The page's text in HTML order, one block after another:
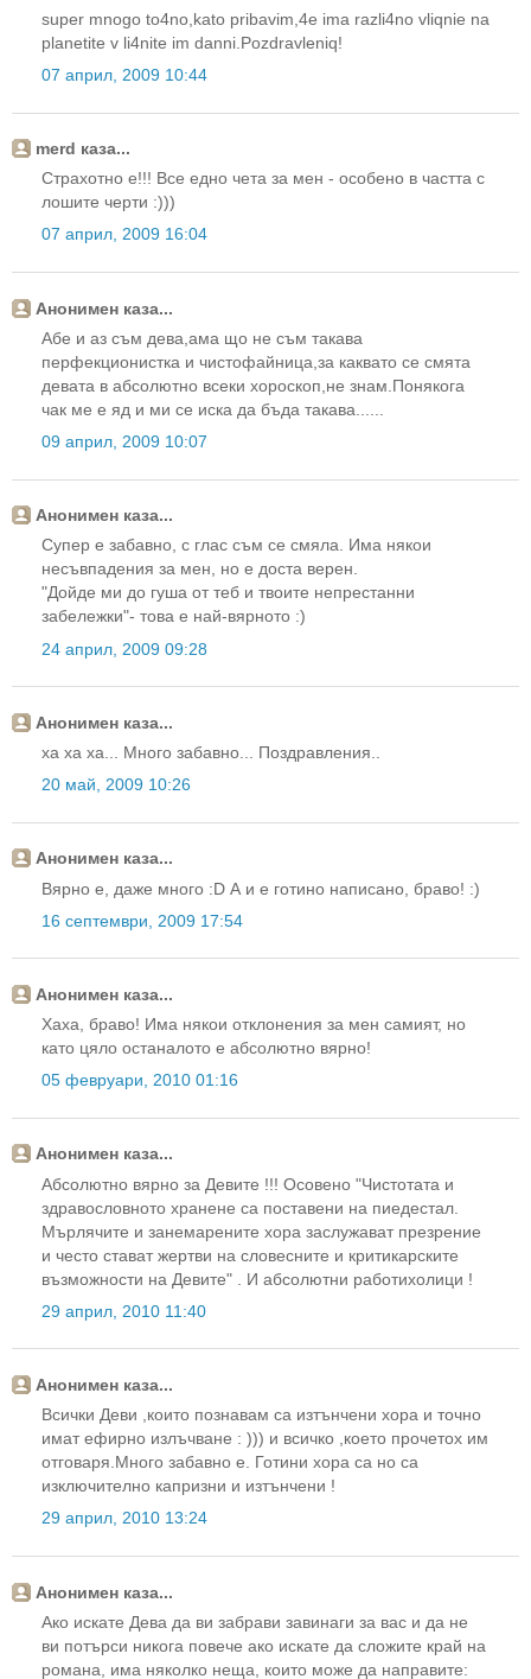
super mnogo to4no,kato pribavim,4e ima razli4no vliqnie na
planetite v li4nite im danni.Pozdravleniq!
07 април, 2009 10:44
merd каза...
Страхотно е!!! Все едно чета за мен - особено в частта с
лошите черти :)))
07 април, 2009 16:04
Анонимен каза...
Абе и аз съм дева,ама що не съм такава
перфекционистка и чистофайница,за каквато се смята
девата в абсолютно всеки хороскоп,не знам.Понякога
чак ме е яд и ми се иска да бъда такава......
09 април, 2009 10:07
Анонимен каза...
Супер е забавно, с глас съм се смяла. Има някои
несъвпадения за мен, но е доста верен.
"Дойде ми до гуша от теб и твоите непрестанни
забележки"- това е най-вярното :)
24 април, 2009 09:28
Анонимен каза...
ха ха ха... Много забавно... Поздравления..
20 май, 2009 10:26
Анонимен каза...
Вярно е, даже много :D А и е готино написано, браво! :)
16 септември, 2009 17:54
Анонимен каза...
Хаха, браво! Има някои отклонения за мен самият, но
като цяло останалото е абсолютно вярно!
05 февруари, 2010 01:16
Анонимен каза...
Абсолютно вярно за Девите !!! Осовено "Чистотата и
здравословното хранене са поставени на пиедестал.
Мърлячите и занемарените хора заслужават презрение
и често стават жертви на словесните и критикарските
възможности на Девите" . И абсолютни работихолици !
29 април, 2010 11:40
Анонимен каза...
Всички Деви ,които познавам са изтънчени хора и точно
имат ефирно излъчване : ))) и всичко ,което прочетох им
отговаря.Много забавно е. Готини хора са но са
изключително капризни и изтънчени !
29 април, 2010 13:24
Анонимен каза...
Ако искате Дева да ви забрави завинаги за вас и да не
ви потърси никога повече ако искате да сложите край на
романа, има няколко неща, които може да направите: